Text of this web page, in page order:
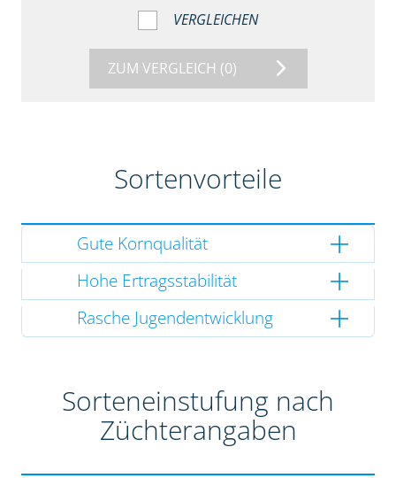
VERGLEICHEN
ZUM VERGLEICH (0)
Sortenvorteile
Gute Kornqualität
Hohe Ertragsstabilität
Rasche Jugendentwicklung
Sorteneinstufung nach
Züchterangaben